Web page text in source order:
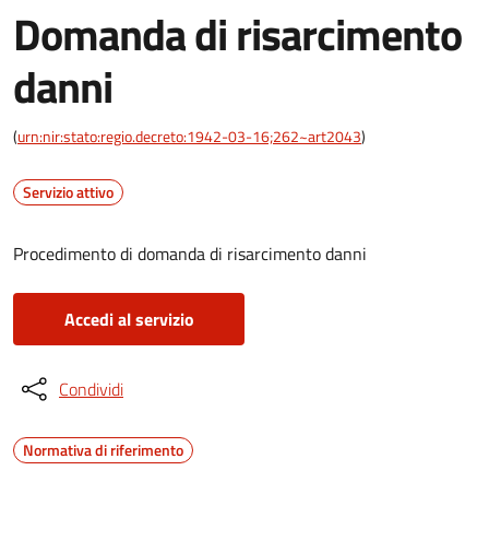
Domanda di risarcimento
danni
(urn:nir:stato:regio.decreto:1942-03-16;262~art2043)
Servizio attivo
Procedimento di domanda di risarcimento danni
Accedi al servizio
Condividi
Normativa di riferimento